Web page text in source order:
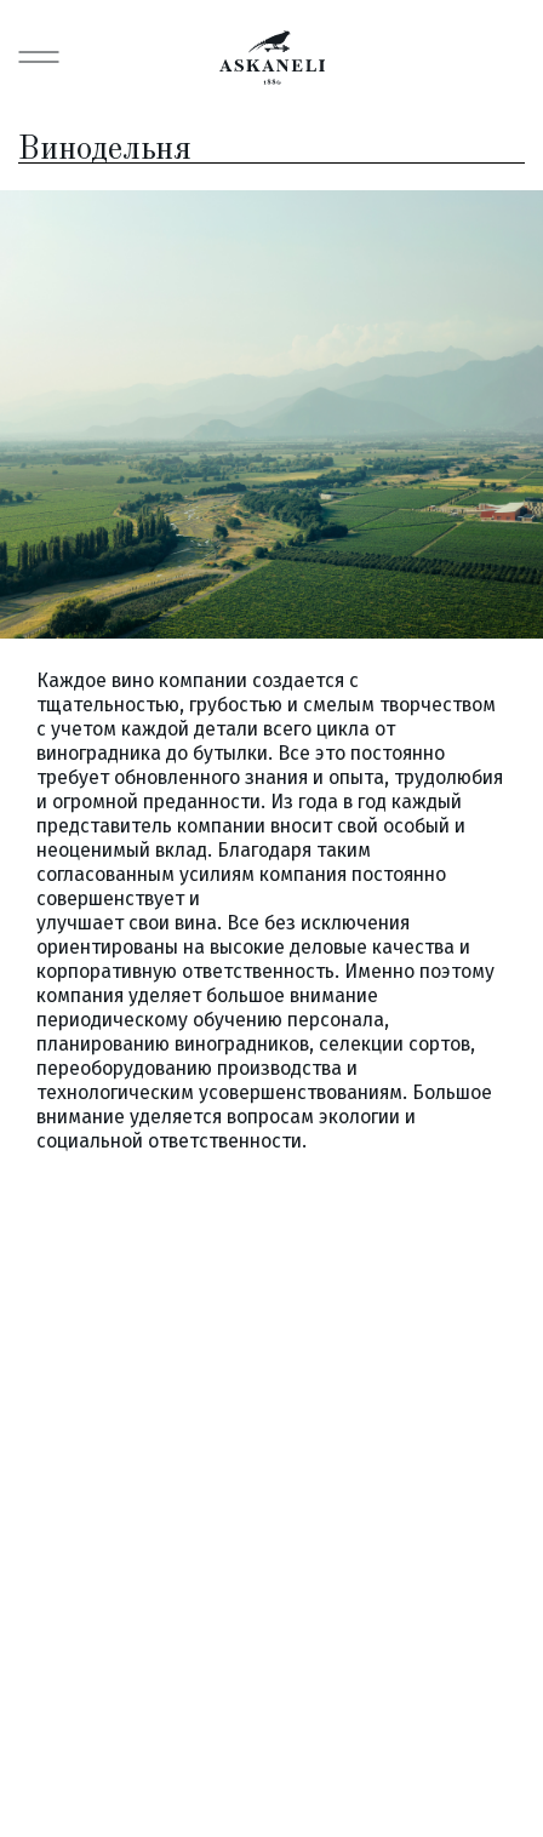
Винодельня
Каждое вино компании создается с
тщательностью, грубостью и смелым творчеством
с учетом каждой детали всего цикла от
виноградника до бутылки. Все это постоянно
требует обновленного знания и опыта, трудолюбия
и огромной преданности. Из года в год каждый
представитель компании вносит свой особый и
неоценимый вклад. Благодаря таким
согласованным усилиям компания постоянно
совершенствует и
улучшает свои вина. Все без исключения
ориентированы на высокие деловые качества и
корпоративную ответственность. Именно поэтому
компания уделяет большое внимание
периодическому обучению персонала,
планированию виноградников, селекции сортов,
переоборудованию производства и
технологическим усовершенствованиям. Большое
внимание уделяется вопросам экологии и
социальной ответственности.